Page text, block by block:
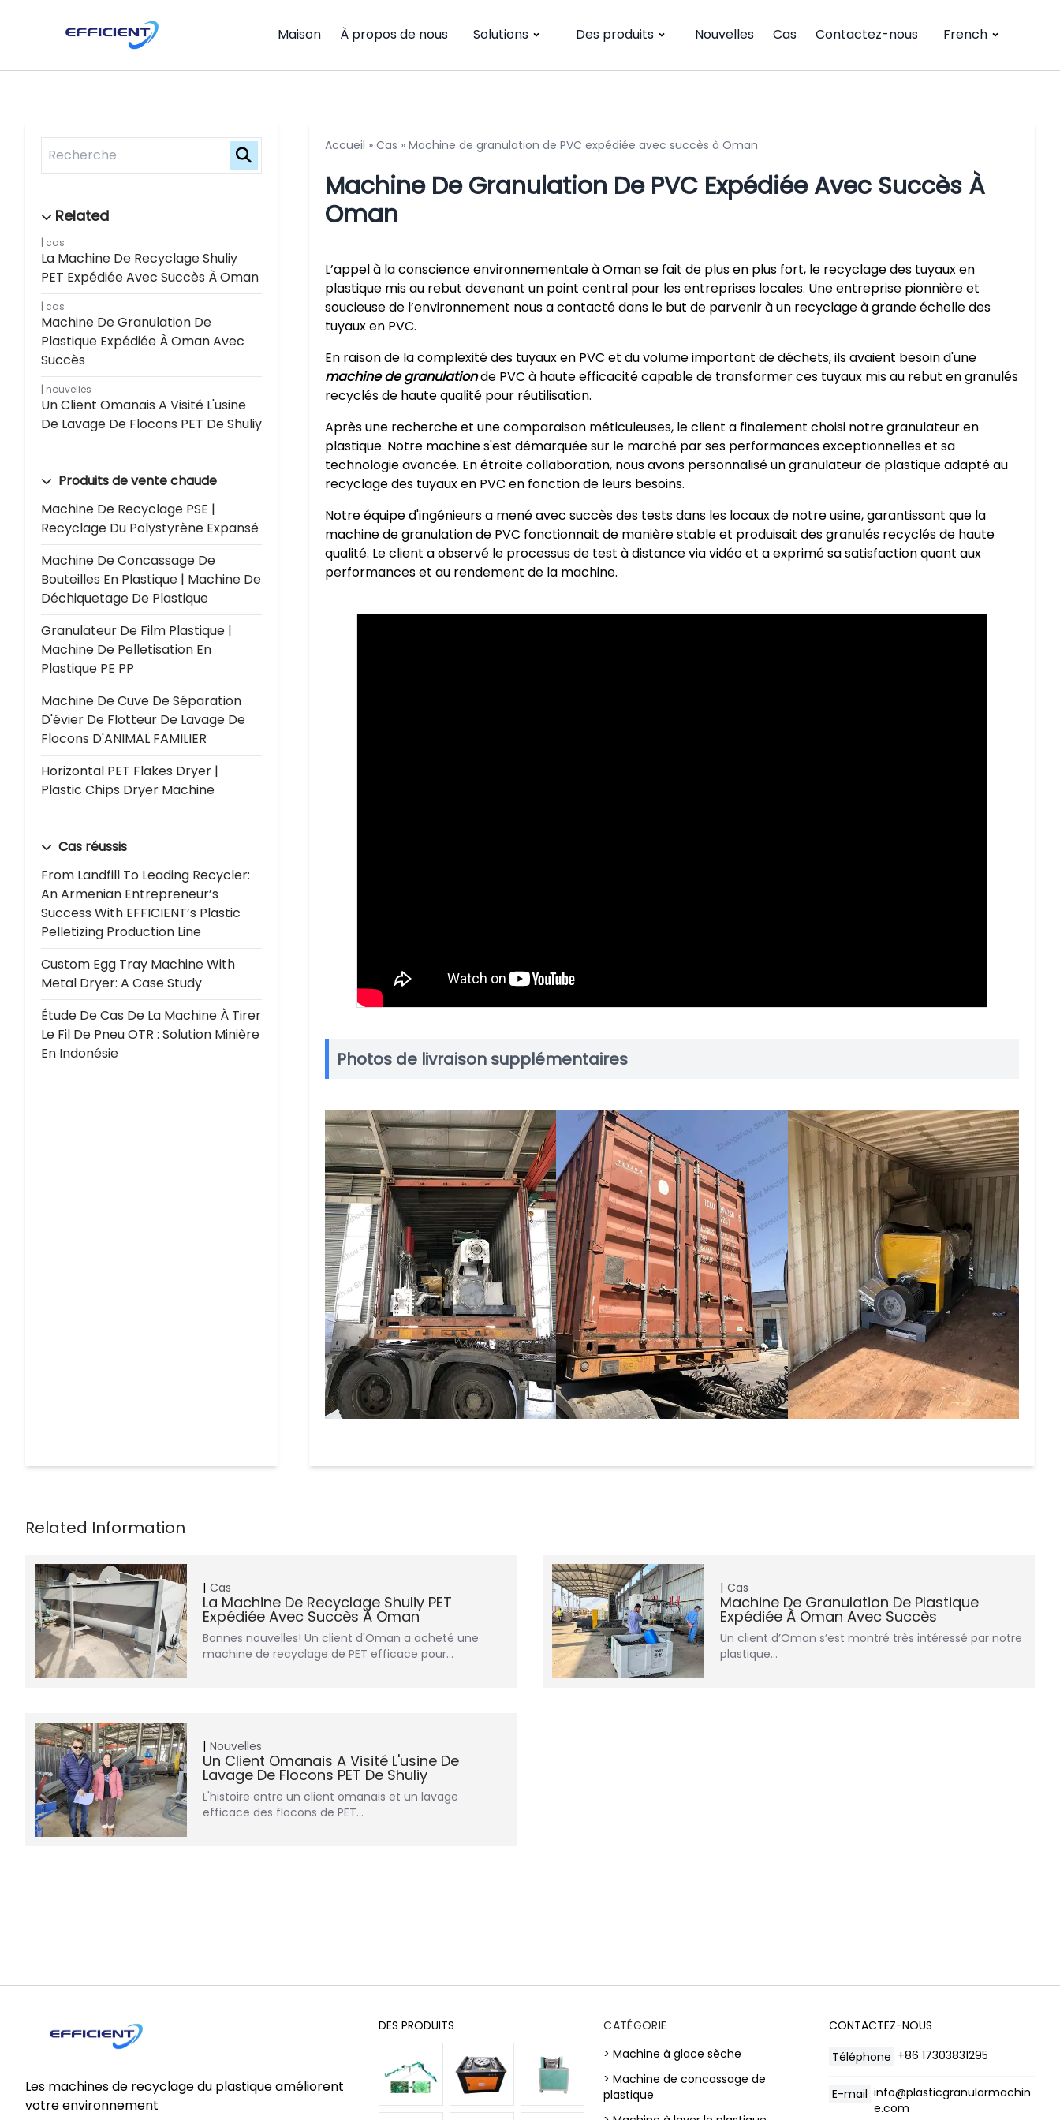
Maison À propos de nous Solutions Des produits Nouvelles Cas Contactez-nous French
cas
La Machine De Recyclage Shuliy
PET Expédiée Avec Succès À Oman
cas
Machine De Granulation De
Plastique Expédiée À Oman Avec
Succès
nouvelles
Un Client Omanais A Visité L'usine
De Lavage De Flocons PET De Shuliy
Produits de vente chaude
Machine De Recyclage PSE |
Recyclage Du Polystyrène Expansé
Machine De Concassage De
Bouteilles En Plastique | Machine De
Déchiquetage De Plastique
Granulateur De Film Plastique |
Machine De Pelletisation En
Plastique PE PP
Machine De Cuve De Séparation
D'évier De Flotteur De Lavage De
Flocons D'ANIMAL FAMILIER
Horizontal PET Flakes Dryer |
Plastic Chips Dryer Machine
Cas réussis
From Landfill To Leading Recycler:
An Armenian Entrepreneur’s
Success With EFFICIENT’s Plastic
Pelletizing Production Line
Custom Egg Tray Machine With
Metal Dryer: A Case Study
Étude De Cas De La Machine À Tirer
Le Fil De Pneu OTR : Solution Minière
En Indonésie
Accueil » Cas » Machine de granulation de PVC expédiée avec succès à Oman
Machine De Granulation De PVC Expédiée Avec Succès À
Oman
L’appel à la conscience environnementale à Oman se fait de plus en plus fort, le recyclage des tuyaux en
plastique mis au rebut devenant un point central pour les entreprises locales. Une entreprise pionnière et
soucieuse de l’environnement nous a contacté dans le but de parvenir à un recyclage à grande échelle des
tuyaux en PVC.
En raison de la complexité des tuyaux en PVC et du volume important de déchets, ils avaient besoin d'une
machine de granulationde PVC à haute efficacité capable de transformer ces tuyaux mis au rebut en granulés
recyclés de haute qualité pour réutilisation.
Après une recherche et une comparaison méticuleuses, le client a finalement choisi notre granulateur en
plastique. Notre machine s'est démarquée sur le marché par ses performances exceptionnelles et sa
technologie avancée. En étroite collaboration, nous avons personnalisé un granulateur de plastique adapté au
recyclage des tuyaux en PVC en fonction de leurs besoins.
Notre équipe d'ingénieurs a mené avec succès des tests dans les locaux de notre usine, garantissant que la
machine de granulation de PVC fonctionnait de manière stable et produisait des granulés recyclés de haute
qualité. Le client a observé le processus de test à distance via vidéo et a exprimé sa satisfaction quant aux
performances et au rendement de la machine.
Photos de livraison supplémentaires
Cas
La Machine De Recyclage Shuliy PET
Expédiée Avec Succès À Oman
Bonnes nouvelles! Un client d'Oman a acheté une
machine de recyclage de PET efficace pour…
Cas
Machine De Granulation De Plastique
Expédiée À Oman Avec Succès
Un client d’Oman s’est montré très intéressé par notre
plastique…
Nouvelles
Un Client Omanais A Visité L'usine De
Lavage De Flocons PET De Shuliy
L'histoire entre un client omanais et un lavage
efficace des flocons de PET…
Les machines de recyclage du plastique améliorent
votre environnement
DES PRODUITS
CATÉGORIE
> Machine à glace sèche
> Machine de concassage de
plastique
CONTACTEZ-NOUS
Téléphone +86 17303831295
E-mail info@plasticgranularmachin
e.com